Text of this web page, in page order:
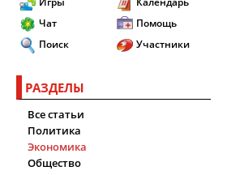
Чат
Поиск
Помощь
Участники
РАЗДЕЛЫ
Все статьи
Политика
Экономика
Общество